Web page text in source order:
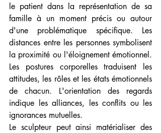
le patient dans la représentation de sa
famille à un moment précis ou autour
d'une problématique spécifique. Les
distances entre les personnes symbolisent
la proximité ou l'éloignement émotionnel.
Les postures corporelles traduisent les
attitudes, les rôles et les états émotionnels
de chacun. L'orientation des regards
indique les alliances, les conflits ou les
ignorances mutuelles.
Le sculpteur peut ainsi matérialiser des